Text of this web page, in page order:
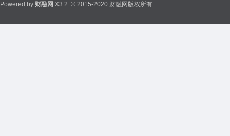
Powered by 财融网 X3.2 © 2015-2020 财融网版权所有